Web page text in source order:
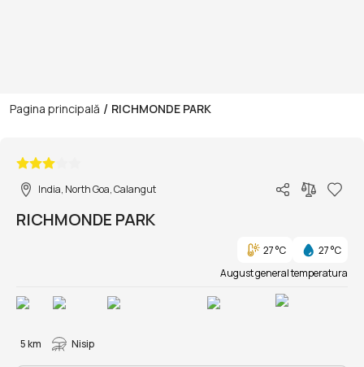
Pagina principală / RICHMONDE PARK
India, North Goa, Calangut
RICHMONDE PARK
27 °C
27 °C
August general temperatura
5 km Nisip